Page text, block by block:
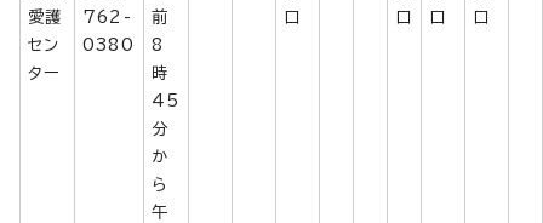
愛護
セン
ター
762-
0380
前
8
時
45
分
か
ら
午
口
口
口
口